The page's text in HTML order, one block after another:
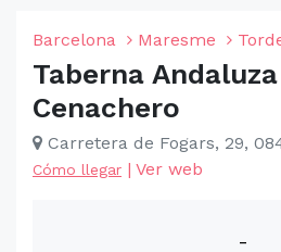
Barcelona Maresme
Taberna
Cenachero
Carretera de Fogars, 29,
Cómo llegar | Ver web
-